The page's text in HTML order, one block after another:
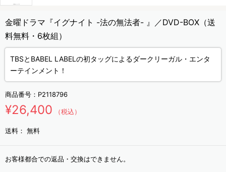
金曜ドラマ『イグナイト -法の無法者- 』／DVD-BOX（送
料無料・6枚組）
TBSとBABEL LABELの初タッグによるダークリーガル・エンタ
ーテインメント！
商品番号： P2118796
¥26,400 （税込）
送料： 無料
お客様都合での返品・交換はできません。